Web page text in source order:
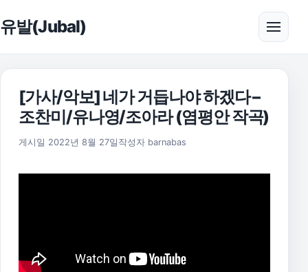
유발(Jubal) 메뉴
[가사/악보] 네가 거듭나야 하겠다 –
조찬미/유나영/조아라 (염평안 작곡)
게시일 2022년 8월 27일 2025년 11월 18일
작성자 barnabas